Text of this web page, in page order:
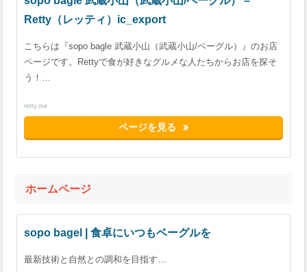
Retty（レッティ）ic_export
こちらは『sopo bagle 武蔵小山（武蔵小山/ベーグル）』のお店
ページです。Rettyで食が好きなグルメな人たちからお店を探そ
う！…
retty.me
ページを見る
ホームページ
sopo bagel | 食卓にいつもベーグルを
最新技術と自然との調和を目指す…